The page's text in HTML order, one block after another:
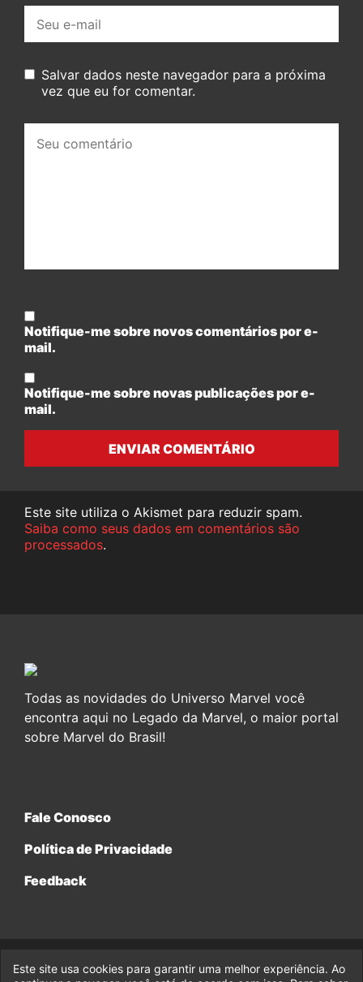
mail:
Salvar dados neste navegador para a próxima
vez que eu for comentar.
comentário:
Notifique-me sobre novos comentários por e-
mail.
Notifique-me sobre novas publicações por e-
mail.
ENVIAR COMENTÁRIO
Este site utiliza o Akismet para reduzir spam.
Saiba como seus dados em comentários são
processados.
Todas as novidades do Universo Marvel você
encontra aqui no Legado da Marvel, o maior portal
sobre Marvel do Brasil!
Fale Conosco
Política de Privacidade
Feedback
© 2017-2026 Legado da Marvel, uma empresa da Legado
Este site usa cookies para garantir uma melhor experiência. Ao